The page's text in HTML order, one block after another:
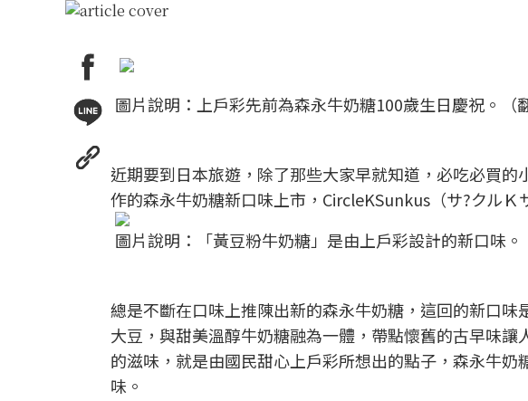
圖片說明：上戶彩先前為森永牛奶糖100歲生日慶祝。（
近期要到日本旅遊，除了那些大家早就知道，必吃必買
作的森永牛奶糖新口味上市，CircleKSunkus（サ?クルＫ
圖片說明：「黃豆粉牛奶糖」是由上戶彩設計的新口味。
總是不斷在口味上推陳出新的森永牛奶糖，這回的新口
大豆，與甜美溫醇牛奶糖融為一體，帶點懷舊的古早味
的滋味，就是由國民甜心上戶彩所想出的點子，森永牛
味。